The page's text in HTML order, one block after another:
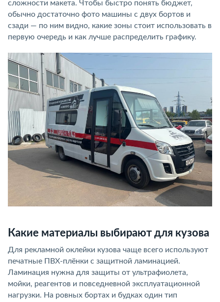
сложности макета. Чтобы быстро понять бюджет,
обычно достаточно фото машины с двух бортов и
сзади — по ним видно, какие зоны стоит использовать в
первую очередь и как лучше распределить графику.
Какие материалы выбирают для кузова
Для рекламной оклейки кузова чаще всего используют
печатные ПВХ-плёнки с защитной ламинацией.
Ламинация нужна для защиты от ультрафиолета,
мойки, реагентов и повседневной эксплуатационной
нагрузки. На ровных бортах и будках один тип